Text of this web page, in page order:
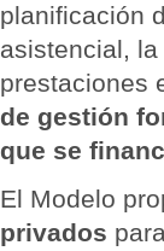
planificación
asistencial,
prestaciones
de gestión
que se
El Modelo
privados